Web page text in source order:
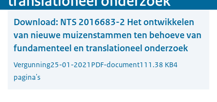
Download: NTS 2016683-2 Het ontwikkelen
van nieuwe muizenstammen ten behoeve van
fundamenteel en translationeel onderzoek
Vergunning25-01-2021 PDF-document111.38 KB4
pagina's